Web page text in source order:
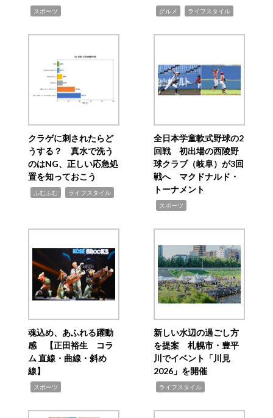
スポーツ グルメ ライフスタイル
クラゲに刺されたらど
うする？ 真水で洗う
のはNG、正しい応急処
置を知っておこう
ふむふむ ライフスタイル
全日本学童軟式野球の2
回戦 初出場の西陵野
球クラブ（岐阜）が3回
戦へ マクドナルド・
トーナメント
スポーツ
魂込め、あふれる躍動
感 【正田裕生 コラ
ム 直線・曲線・斜め
線】
スポーツ
新しい水辺の過ごし方
を提案 札幌市・豊平
川でイベント「川見
2026」を開催
ライフスタイル